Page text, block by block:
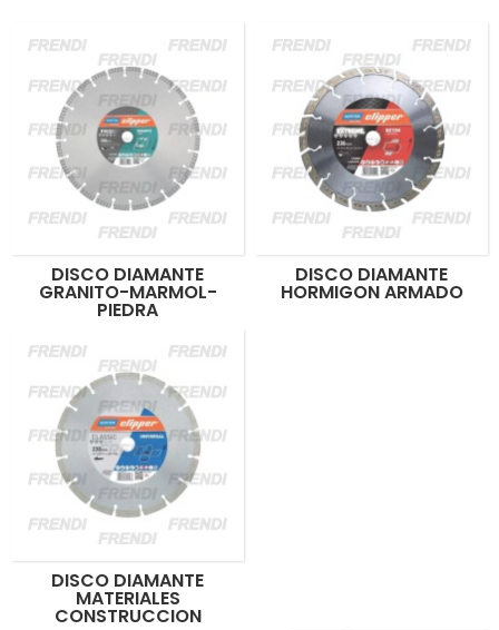
DISCO DIAMANTE
GRANITO-MARMOL-
PIEDRA
DISCO DIAMANTE
HORMIGON ARMADO
DISCO DIAMANTE
MATERIALES
CONSTRUCCION